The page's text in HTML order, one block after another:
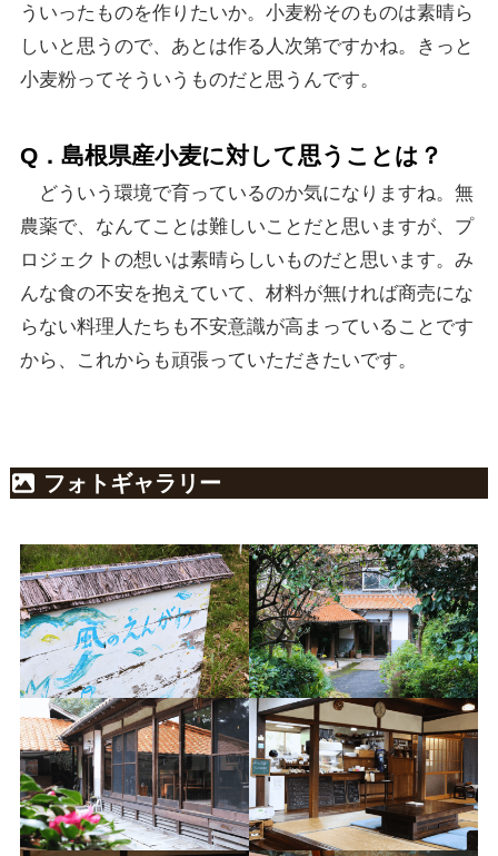
ういったものを作りたいか。小麦粉そのものは素晴ら
しいと思うので、あとは作る人次第ですかね。きっと
小麦粉ってそういうものだと思うんです。
Q．島根県産小麦に対して思うことは？
どういう環境で育っているのか気になりますね。無
農薬で、なんてことは難しいことだと思いますが、プ
ロジェクトの想いは素晴らしいものだと思います。み
んな食の不安を抱えていて、材料が無ければ商売にな
らない料理人たちも不安意識が高まっていることです
から、これからも頑張っていただきたいです。
フォトギャラリー